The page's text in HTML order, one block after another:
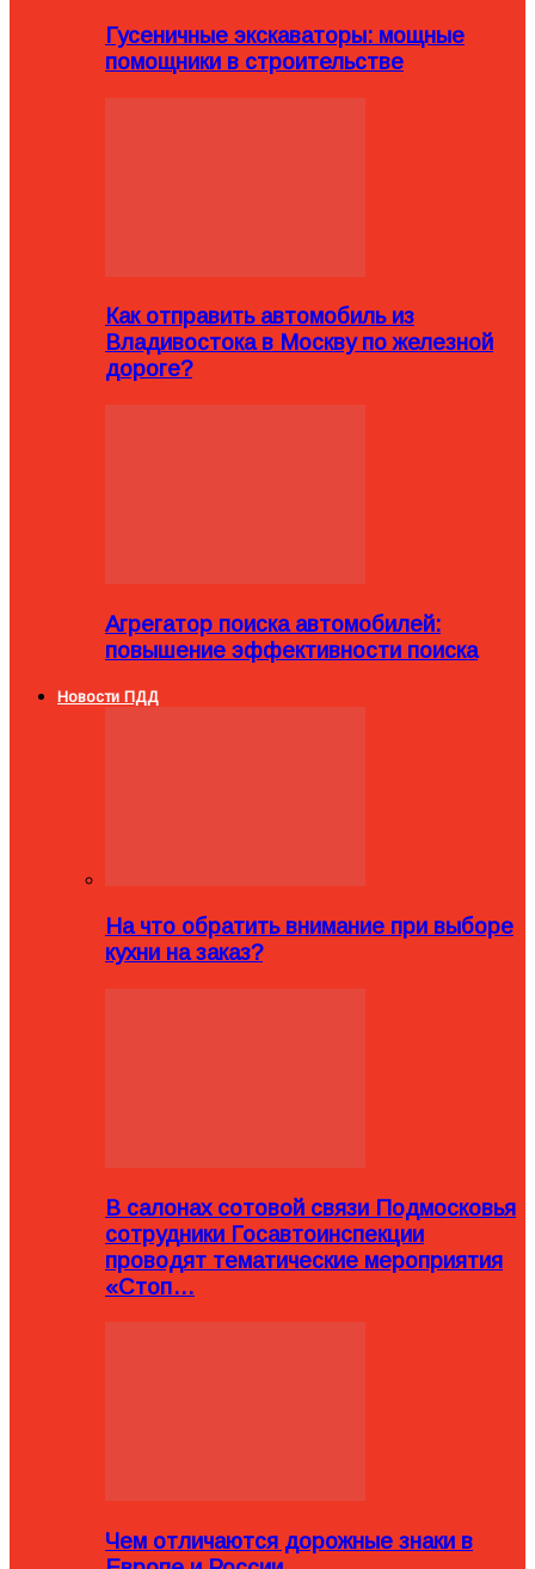
Гусеничные экскаваторы: мощные
помощники в строительстве
Как отправить автомобиль из
Владивостока в Москву по железной
дороге?
Агрегатор поиска автомобилей:
повышение эффективности поиска
Новости ПДД
На что обратить внимание при выборе
кухни на заказ?
В салонах сотовой связи Подмосковья
сотрудники Госавтоинспекции
проводят тематические мероприятия
«Стоп…
Чем отличаются дорожные знаки в